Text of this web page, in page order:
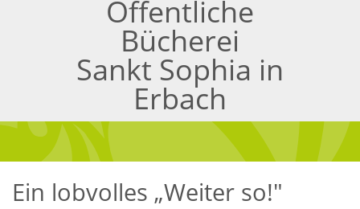
Öffentliche
Bücherei
Sankt Sophia in
Erbach
Ein lobvolles „Weiter so!"